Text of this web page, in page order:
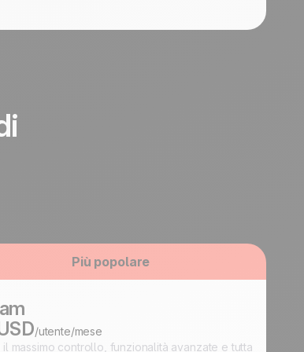
Più popolare
/utente/mese
il massimo controllo, funzionalità avanzate e tutta